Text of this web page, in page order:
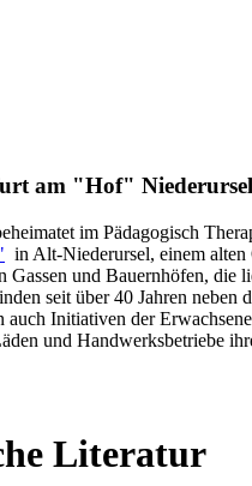
am "Hof" Niederursel
im Pädagogisch
in Alt-Niederursel, einem alten
Gassen und Bauernhöfen, die
seit über 40 Jahren neben
auch Initiativen der
und Handwerksbetriebe
Literatur